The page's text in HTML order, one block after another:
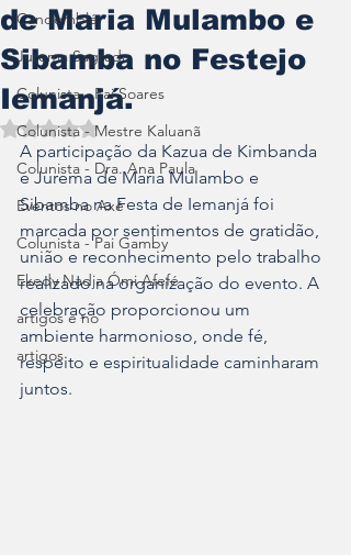
Candomblé
Jurema Sagrada
Colunista - Pai Soares
Colunista - Mestre Kaluanã
Colunista - Dra. Ana Paula
Eventos no Axé
Colunista - Pai Gamby
Ekedy Nadja Ómi Afefé
artigos e no
artigos
de Maria Mulambo e
Sibamba no Festejo
Iemanjá.
Avaliado com NaN de 5 estrelas.
A participação da Kazua de Kimbanda
e Jurema de Maria Mulambo e
Sibamba na Festa de Iemanjá foi
marcada por sentimentos de gratidão,
união e reconhecimento pelo trabalho
realizado na organização do evento. A
celebração proporcionou um
ambiente harmonioso, onde fé,
respeito e espiritualidade caminharam
juntos.